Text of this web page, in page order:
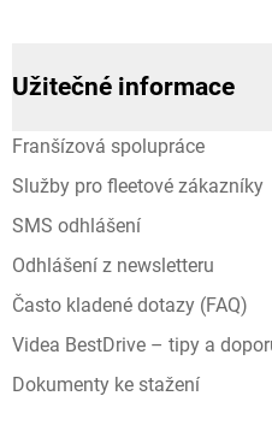
Užitečné informace
Franšízová spolupráce
Služby pro fleetové zákazníky
SMS odhlášení
Odhlášení z newsletteru
Často kladené dotazy (FAQ)
Videa BestDrive – tipy a
Dokumenty ke stažení